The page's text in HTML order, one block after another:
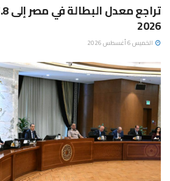
2026
الخميس 6 أغسطس 2026